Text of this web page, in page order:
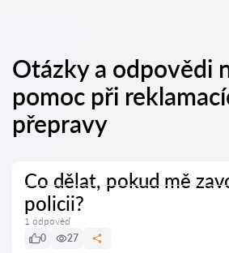
Otázky a odpovědi
pomoc při
přepravy
Co dělat, pokud mě
policii?
1 odpověď
0
27